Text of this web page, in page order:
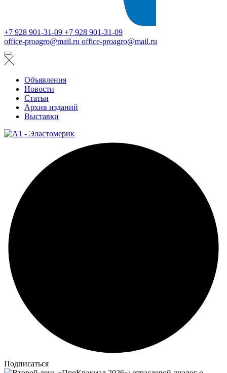
+7 928 901-31-09 +7 928 901-31-09
office-proagro@mail.ru office-proagro@mail.ru
Объявления
Новости
Статьи
Архив изданий
Выставки
Подписаться